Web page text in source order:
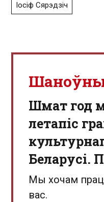
Іосіф Сярэдзіч
Шмат год
летапіс
Беларусі.
Мы хочам
вас.